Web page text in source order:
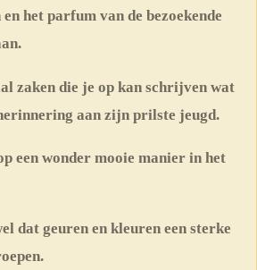
het parfum van de bezoekende
zaken die je op kan schrijven wat
aan zijn prilste jeugd.
een wonder mooie manier in het
dat geuren en kleuren een sterke